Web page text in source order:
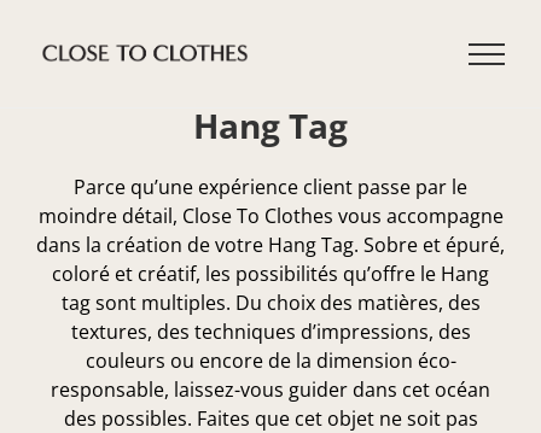
Hang Tag
Parce qu’une expérience client passe par le
moindre détail, Close To Clothes vous accompagne
dans la création de votre Hang Tag. Sobre et épuré,
coloré et créatif, les possibilités qu’offre le Hang
tag sont multiples. Du choix des matières, des
textures, des techniques d’impressions, des
couleurs ou encore de la dimension éco-
responsable, laissez-vous guider dans cet océan
des possibles. Faites que cet objet ne soit pas